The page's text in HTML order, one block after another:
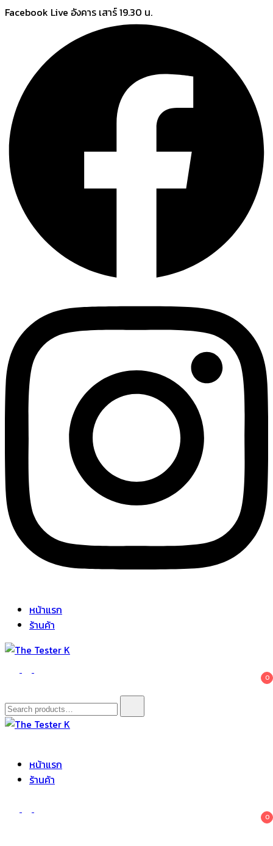
Skip
Facebook Live อังคาร เสาร์ 19.30 น.
หน้าแรก
ร้านค้า
The Tester K
Korean cosmetics 0
Search
for:
หน้าแรก
ร้านค้า
0